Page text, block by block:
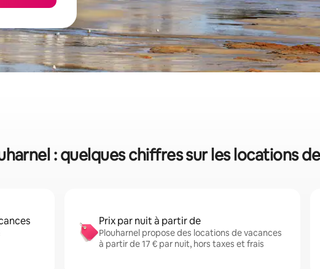
: quelques chiffres sur les locations
Prix par nuit à partir de
Plouharnel propose des locations de vacances
à partir de 17 € par nuit, hors taxes et frais